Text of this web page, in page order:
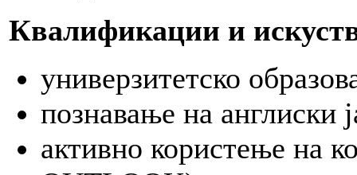
Квалификации и
универзитетско
познавање на англиски
активно користење на